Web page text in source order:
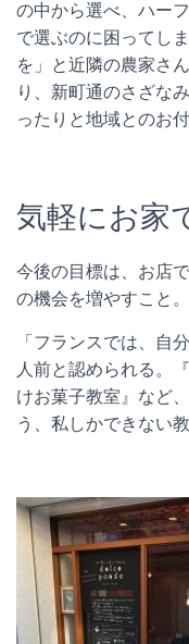
の中から選べ、ハー
で選ぶのに困ってし
を」と近隣の農家さ
り、新町通のさざな
ったりと地域とのお
気軽にお家
今後の目標は、お店
の機会を増やすこと。
「フランスでは、自
人前と認められる。
けお菓子教室』など
う、私しかできない